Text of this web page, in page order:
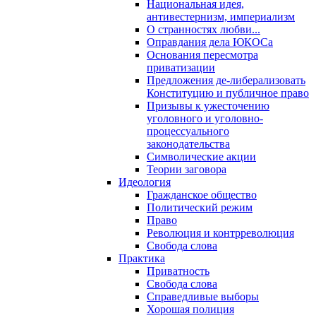
Национальная идея,
антивестернизм, империализм
О странностях любви...
Оправдания дела ЮКОСа
Основания пересмотра
приватизации
Предложения де-либерализовать
Конституцию и публичное право
Призывы к ужесточению
уголовного и уголовно-
процессуального
законодательства
Символические акции
Теории заговора
Идеология
Гражданское общество
Политический режим
Право
Революция и контрреволюция
Свобода слова
Практика
Приватность
Свобода слова
Справедливые выборы
Хорошая полиция